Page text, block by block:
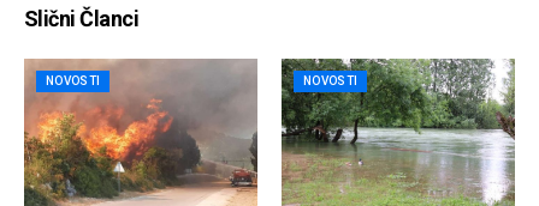
Slični Članci
NOVOSTI NOVOSTI